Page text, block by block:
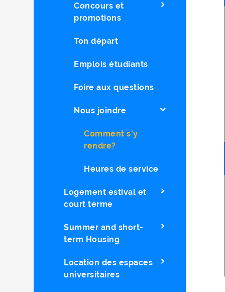
Concours et
promotions
Ton départ
Emplois étudiants
Foire aux questions
Nous joindre
Comment s'y
rendre?
Heures de service
Logement estival et
court terme
Summer and short-
term Housing
Location des espaces
universitaires